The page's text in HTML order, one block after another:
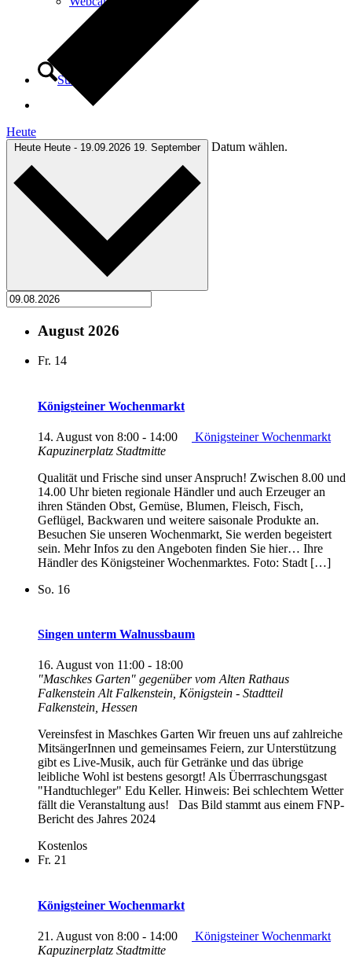
Suche
Heute
Heute Heute - 19.09.2026 19. September Datum wählen.
August 2026
Fr. 14
Königsteiner Wochenmarkt
14. August von 8:00 - 14:00
Königsteiner Wochenmarkt
Kapuzinerplatz Stadtmitte
Qualität und Frische sind unser Anspruch! Zwischen 8.00 und
14.00 Uhr bieten regionale Händler und auch Erzeuger an
ihren Ständen Obst, Gemüse, Blumen, Fleisch, Fisch,
Geflügel, Backwaren und weitere saisonale Produkte an.
Besuchen Sie unseren Wochenmarkt, Sie werden begeistert
sein. Mehr Infos zu den Angeboten finden Sie hier… Ihre
Händler des Königsteiner Wochenmarktes. Foto: Stadt […]
So. 16
Singen unterm Walnussbaum
16. August von 11:00 - 18:00
"Maschkes Garten" gegenüber vom Alten Rathaus
FalkensteinAlt Falkenstein, Königstein - Stadtteil
Falkenstein, Hessen
Vereinsfest in Maschkes Garten Wir freuen uns auf zahlreiche
MitsängerInnen und gemeinsames Feiern, zur Unterstützung
gibt es Live-Musik, auch für Getränke und das übrige
leibliche Wohl ist bestens gesorgt! Als Überrraschungsgast
"Handtuchleger" Edu Keller. Hinweis: Bei schlechtem Wetter
fällt die Veranstaltung aus! Das Bild stammt aus einem FNP-
Bericht des Jahres 2024
Kostenlos
Fr. 21
Königsteiner Wochenmarkt
21. August von 8:00 - 14:00
Königsteiner Wochenmarkt
Kapuzinerplatz Stadtmitte